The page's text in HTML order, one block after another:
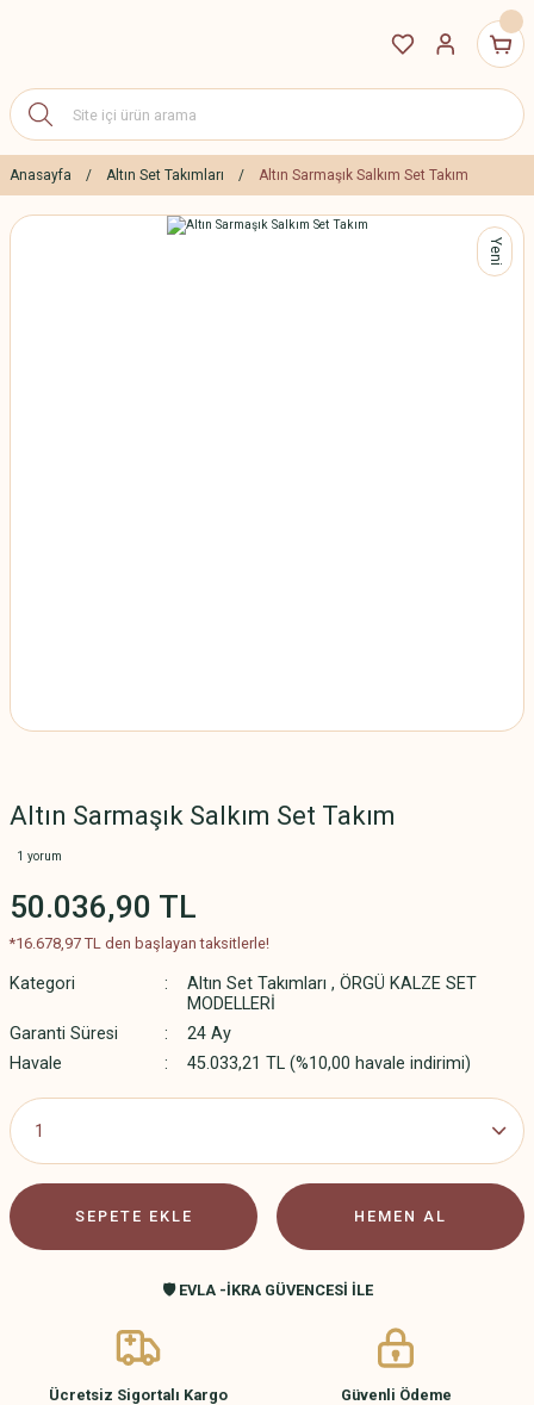
Anasayfa Altın Set Takımları Altın Sarmaşık Salkım Set Takım
Yeni
Altın Sarmaşık Salkım Set Takım
1 yorum
50.036,90 TL
*16.678,97 TL den başlayan taksitlerle!
Kategori Altın Set Takımları , ÖRGÜ KALZE SET
MODELLERİ
Garanti Süresi
24 Ay
Havale
45.033,21 TL (%10,00 havale indirimi)
SEPETE EKLE HEMEN AL
🛡️ EVLA -İKRA GÜVENCESİ İLE
Ücretsiz Sigortalı Kargo Güvenli Ödeme